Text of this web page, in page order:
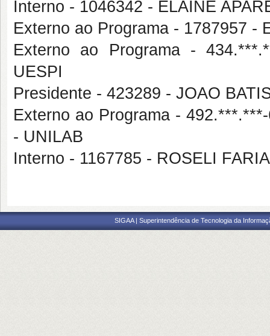
Interno - 1046342 - ELAINE
Externo ao Programa - 1787957 -
Externo ao Programa -
UESPI
Presidente - 423289 - JOAO
Externo ao Programa -
- UNILAB
Interno - 1167785 - ROSELI
SIGAA | Superintendência de Tecnologia da